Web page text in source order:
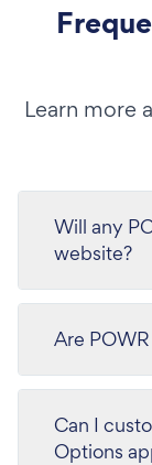
Learn more
Will any
website?
Are
Can I
Options